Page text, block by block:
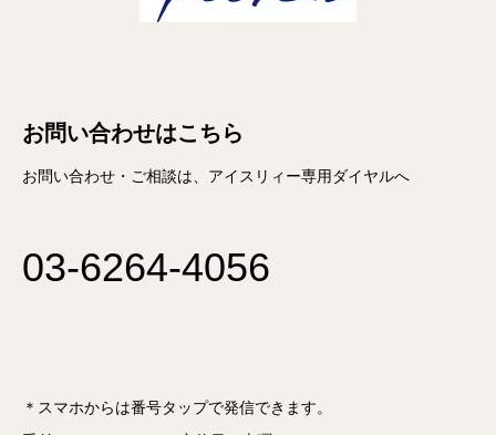
お問い合わせはこちら
お問い合わせ・ご相談は、アイスリィー専用ダイヤルへ
03-6264-4056
＊スマホからは番号タップで発信できます。